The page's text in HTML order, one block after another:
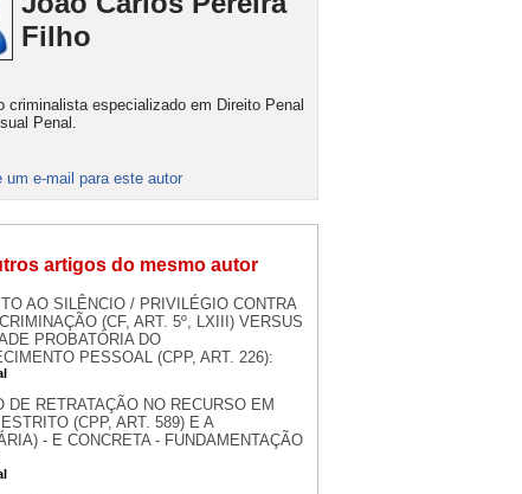
Filho
criminalista especializado em Direito Penal
Penal.
um e-mail para este autor
artigos do mesmo autor
AO SILÊNCIO / PRIVILÉGIO CONTRA
(CF, ART. 5º, LXIII) VERSUS
PROBATÓRIA DO
PESSOAL (CPP, ART. 226):
DE RETRATAÇÃO NO RECURSO EM
(CPP, ART. 589) E A
- E CONCRETA - FUNDAMENTAÇÃO